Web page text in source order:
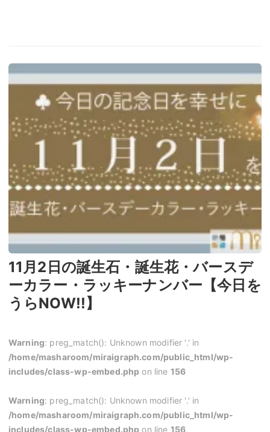
11月2日の誕生石・誕生花・バースデ
ーカラー・ラッキーナンバー【今日を
うらNOW!!】
Warning: preg_match(): Unknown modifier '.' in
/home/masharoom/miraigraph.com/public_html/wp-
includes/class-wp-embed.php on line 156
Warning: preg_match(): Unknown modifier '.' in
/home/masharoom/miraigraph.com/public_html/wp-
includes/class-wp-embed.php on line 156